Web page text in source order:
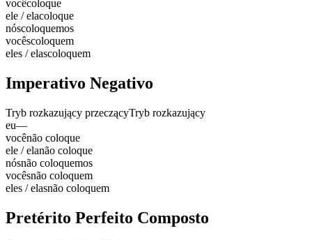
vocêcoloque
ele / elacoloque
nóscoloquemos
vocêscoloquem
eles / elascoloquem
Imperativo Negativo
Tryb rozkazujący przeczącyTryb rozkazujący
eu—
vocênão coloque
ele / elanão coloque
nósnão coloquemos
vocêsnão coloquem
eles / elasnão coloquem
Pretérito Perfeito Composto